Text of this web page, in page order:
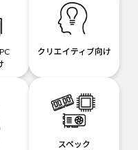
クリエイティブ向け
スペック